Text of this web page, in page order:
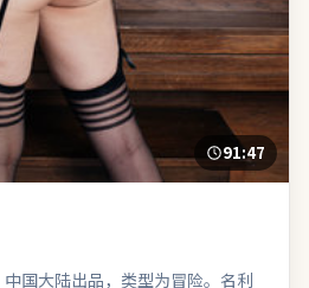
91:47
国大陆出品，类型为冒险。名利